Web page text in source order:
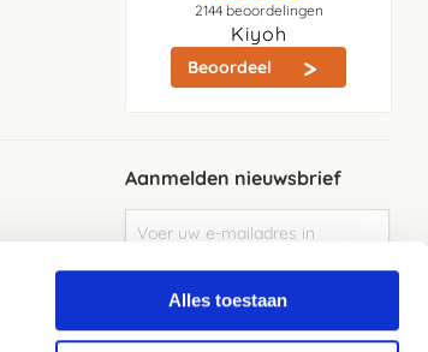
Alles toestaan
2144beoordelingen
Kiyoh
Beoordeel
Aanmelden nieuwsbrief
u
op
Elke week de beste acties en het laaste